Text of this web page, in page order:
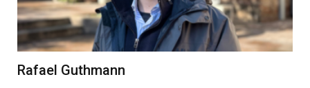
Rafael Guthmann